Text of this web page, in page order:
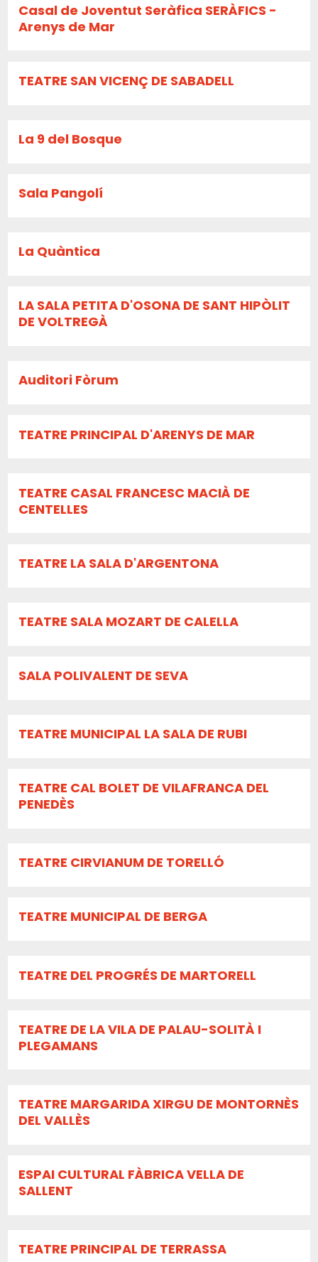
Casal de Joventut Seràfica SERÀFICS -
Arenys de Mar
TEATRE SAN VICENÇ DE SABADELL
La 9 del Bosque
Sala Pangolí
La Quàntica
LA SALA PETITA D'OSONA DE SANT HIPÒLIT
DE VOLTREGÀ
Auditori Fòrum
TEATRE PRINCIPAL D'ARENYS DE MAR
TEATRE CASAL FRANCESC MACIÀ DE
CENTELLES
TEATRE LA SALA D'ARGENTONA
TEATRE SALA MOZART DE CALELLA
SALA POLIVALENT DE SEVA
TEATRE MUNICIPAL LA SALA DE RUBI
TEATRE CAL BOLET DE VILAFRANCA DEL
PENEDÈS
TEATRE CIRVIANUM DE TORELLÓ
TEATRE MUNICIPAL DE BERGA
TEATRE DEL PROGRÉS DE MARTORELL
TEATRE DE LA VILA DE PALAU-SOLITÀ I
PLEGAMANS
TEATRE MARGARIDA XIRGU DE MONTORNÈS
DEL VALLÈS
ESPAI CULTURAL FÀBRICA VELLA DE
SALLENT
TEATRE PRINCIPAL DE TERRASSA